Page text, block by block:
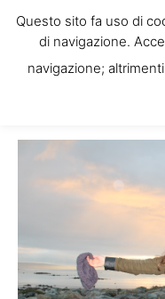
Tag: au pair
Questo sito fa uso di
di navigazione.
navigazione;